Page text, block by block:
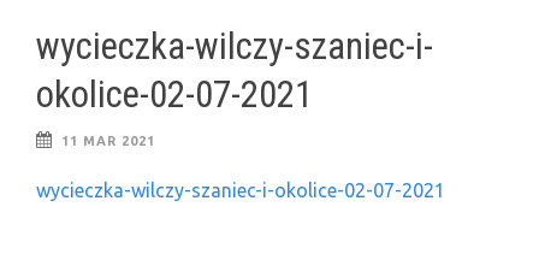
wycieczka-wilczy-szaniec-i-
okolice-02-07-2021
11 MAR 2021
wycieczka-wilczy-szaniec-i-okolice-02-07-2021